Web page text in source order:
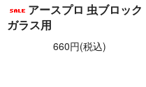
アースプロ 虫ブロック
ガラス用
660円(税込)